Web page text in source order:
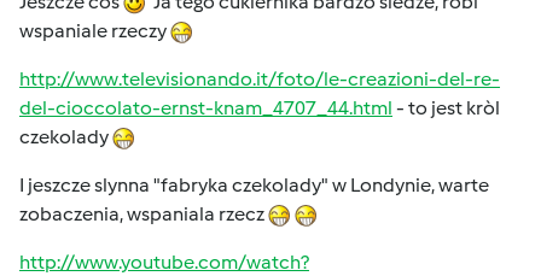
wspaniale rzeczy
http://www.televisionando.it/foto/le-creazioni-del-re-
del-cioccolato-ernst-knam_4707_44.html - to jest kròl
czekolady
I jeszcze slynna "fabryka czekolady" w Londynie, warte
zobaczenia, wspaniala rzecz
http://www.youtube.com/watch?